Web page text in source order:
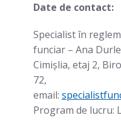
Date de contact:
Specialist în
funciar – Ana
Cimișlia, etaj 2,
72,
email:
Program de lucru: